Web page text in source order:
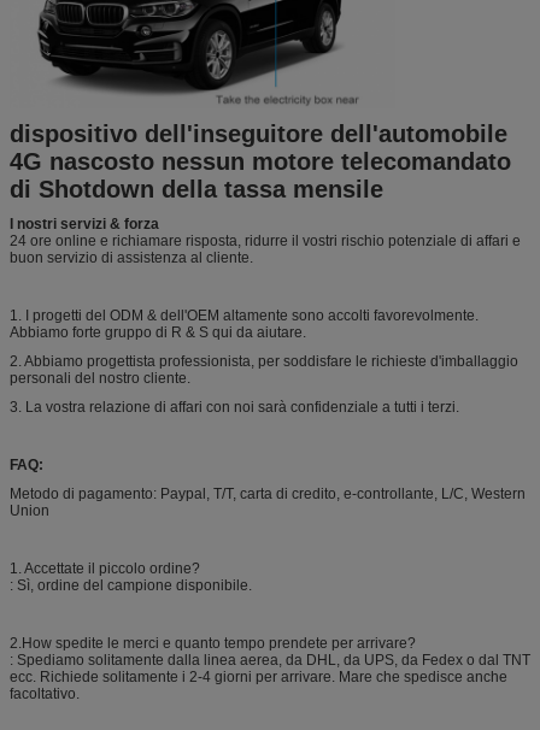
dispositivo dell'inseguitore dell'automobile
4G nascosto nessun motore telecomandato
di Shotdown della tassa mensile
I nostri servizi & forza
24 ore online e richiamare risposta, ridurre il vostri rischio potenziale di affari e
buon servizio di assistenza al cliente.
1. I progetti del ODM & dell'OEM altamente sono accolti favorevolmente.
Abbiamo forte gruppo di R & S qui da aiutare.
2. Abbiamo progettista professionista, per soddisfare le richieste d'imballaggio
personali del nostro cliente.
3. La vostra relazione di affari con noi sarà confidenziale a tutti i terzi.
FAQ:
Metodo di pagamento: Paypal, T/T, carta di credito, e-controllante, L/C, Western
Union
1. Accettate il piccolo ordine?
: Sì, ordine del campione disponibile.
2.How spedite le merci e quanto tempo prendete per arrivare?
: Spediamo solitamente dalla linea aerea, da DHL, da UPS, da Fedex o dal TNT
ecc. Richiede solitamente i 2-4 giorni per arrivare. Mare che spedisce anche
facoltativo.